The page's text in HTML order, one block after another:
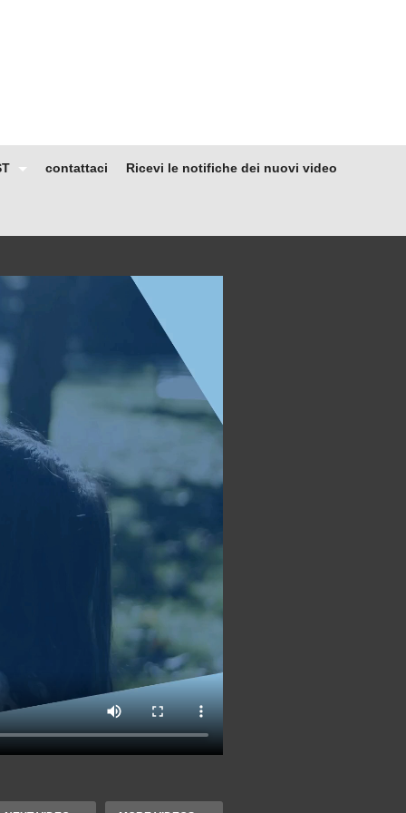
contattaci Ricevi le notifiche dei nuovi video